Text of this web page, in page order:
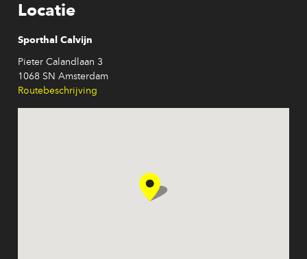
Locatie
Sporthal Calvijn
Pieter Calandlaan 3
1068 SN Amsterdam
Routebeschrijving